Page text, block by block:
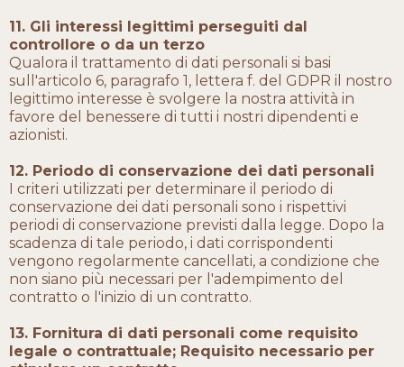
11. Gli interessi legittimi perseguiti dal
controllore o da un terzo
Qualora il trattamento di dati personali si basi
sull'articolo 6, paragrafo 1, lettera f. del GDPR il nostro
legittimo interesse è svolgere la nostra attività in
favore del benessere di tutti i nostri dipendenti e
azionisti.
12. Periodo di conservazione dei dati personali
I criteri utilizzati per determinare il periodo di
conservazione dei dati personali sono i rispettivi
periodi di conservazione previsti dalla legge. Dopo la
scadenza di tale periodo, i dati corrispondenti
vengono regolarmente cancellati, a condizione che
non siano più necessari per l'adempimento del
contratto o l'inizio di un contratto.
13. Fornitura di dati personali come requisito
legale o contrattuale; Requisito necessario per